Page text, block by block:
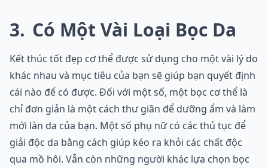
3 Có Một Vài Loại Bọc Da
Kết thúc tốt đẹp cơ thể được sử dụng cho một vài lý do
khác nhau và mục tiêu của bạn sẽ giúp bạn quyết định
cái nào để có được. Đối với một số, một bọc cơ thể là
chỉ đơn giản là một cách thư giãn để dưỡng ẩm và làm
mới làn da của bạn. Một số phụ nữ có các thủ tục để
giải độc da bằng cách giúp kéo ra khỏi các chất độc
qua mồ hôi. Vẫn còn những người khác lựa chọn bọc